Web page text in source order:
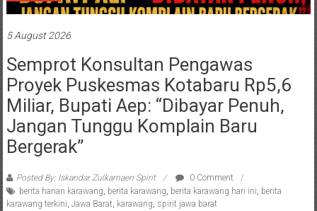
5 August 2026
Semprot Konsultan Pengawas
Proyek Puskesmas Kotabaru Rp5,6
Miliar, Bupati Aep: “Dibayar Penuh,
Jangan Tunggu Komplain Baru
Bergerak”
Posted By: Iskandar Zulkarnaen Spirit
0 Comment
berita harian karawang, berita karawang, berita karawang hari ini, berita
karawang terkini, Jawa Barat, karawang, spirit jawa barat